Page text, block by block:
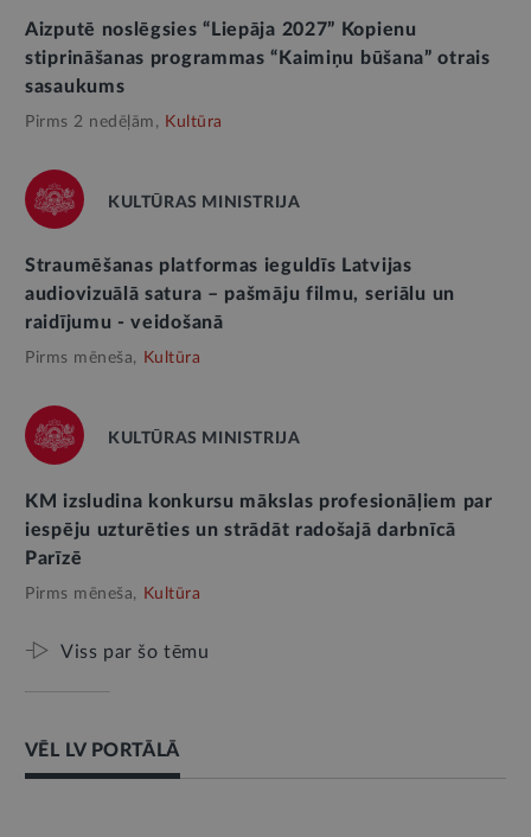
Aizputē noslēgsies “Liepāja 2027” Kopienu
stiprināšanas programmas “Kaimiņu būšana” otrais
sasaukums
Pirms 2 nedēļām, Kultūra
KULTŪRAS MINISTRIJA
Straumēšanas platformas ieguldīs Latvijas
audiovizuālā satura – pašmāju filmu, seriālu un
raidījumu - veidošanā
Pirms mēneša, Kultūra
KULTŪRAS MINISTRIJA
KM izsludina konkursu mākslas profesionāļiem par
iespēju uzturēties un strādāt radošajā darbnīcā
Parīzē
Pirms mēneša, Kultūra
Viss par šo tēmu
VĒL LV PORTĀLĀ
AMATPERSONAS RUNA